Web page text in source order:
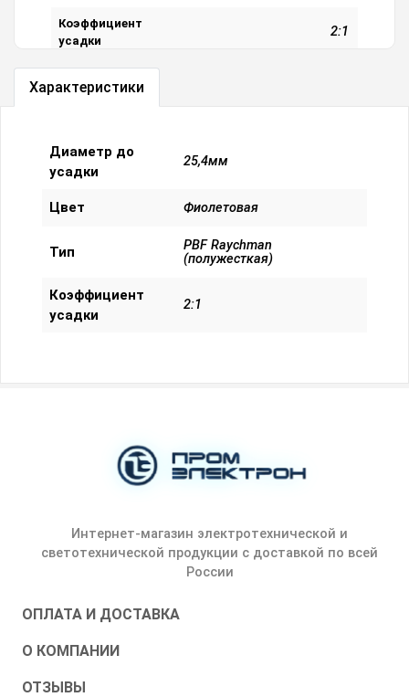
Коэффициент
усадки
2:1
Посмотреть все характеристики
Характеристики
Диаметр до
усадки
25,4мм
Цвет Фиолетовая
Тип
PBF Raychman
(полужесткая)
Коэффициент
усадки
2:1
Интернет-магазин электротехнической и
светотехнической продукции с доставкой по всей
России
ОПЛАТА И ДОСТАВКА
О КОМПАНИИ
ОТЗЫВЫ